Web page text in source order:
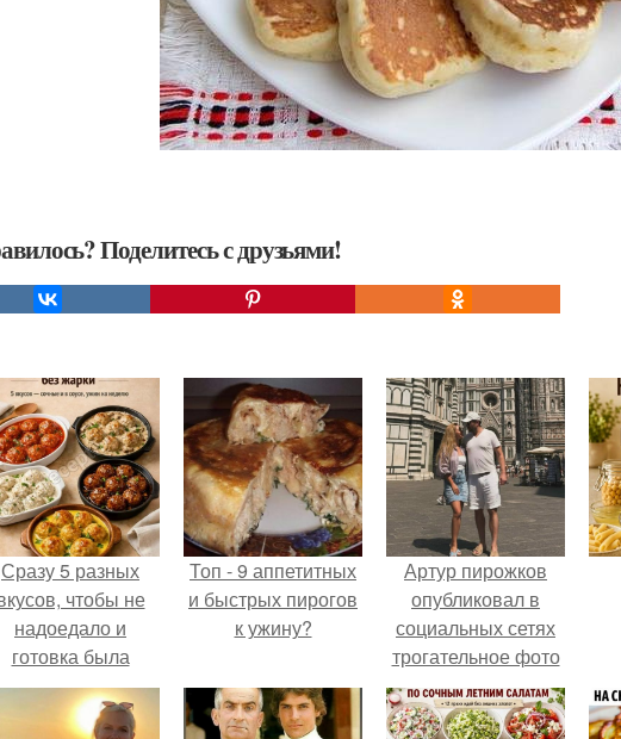
Поделитесь с друзьями!
Сразу 5 разных
чтобы не
надоедало и
готовка была
проще.
Топ - 9 аппетитных
и быстрых пирогов
к ужину?
Артур пирожков
опубликовал в
социальных сетях
трогательное фото
с супругой
Анжеликой,